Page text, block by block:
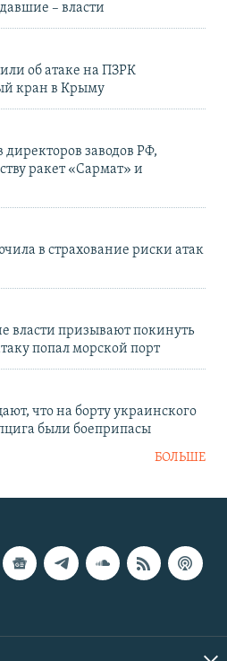
– власти
об атаке на ПЗРК
кран в Крыму
заводов РФ,
ракет «Сармат» и
в страхование риски атак
власти призывают покинуть
попал морской порт
что на борту украинского
были боеприпасы
БОЛЬШЕ